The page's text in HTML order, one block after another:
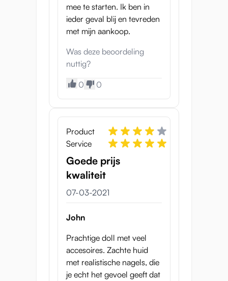
Je vraagt je misschien af wat het beste bij
jou past: een levensgrote sekspop of een
mini sekspop. Beiden hebben hun voor- en
achterhoofd te houden als je een mini
sekspop vergelijkt met een grotere:
+ Lichter gewicht betekent makkelijker
optillen, positioneren en bewegen
schoon te maken onder de kraan of in
de douche
+ Kleiner formaat laat je groot en
krachtig voelen, en je kunt zien hoe je
pik haar uitrekt
+ Opslag is gemakkelijk
+ Betaalbaarder
vinden
- Lijkt minder op een echte vrouw door
het kleinere formaat
Hentai mini sekspop:
mee te starten. Ik ben in
ieder geval blij en tevreden
met mijn aankoop.
Was deze beoordeling
nuttig?
0 0
Product
Service
Goede prijs
kwaliteit
07-03-2021
John
Prachtige doll met veel
accesoires. Zachte huid
met realistische nagels, die
je echt het gevoel geeft dat